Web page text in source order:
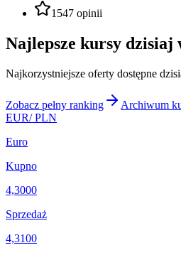
1547 opinii
Najlepsze kursy dzisiaj
Najkorzystniejsze oferty dostępne
Zobacz pełny ranking
Archiwum
EUR/ PLN
Euro
Kupno
4,3000
Sprzedaż
4,3100